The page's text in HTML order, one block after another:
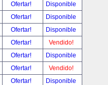
Ofertar!
Disponible
Ofertar!
Disponible
Ofertar!
Disponible
Ofertar!
Vendido!
Ofertar!
Disponible
Ofertar!
Vendido!
Ofertar!
Disponible